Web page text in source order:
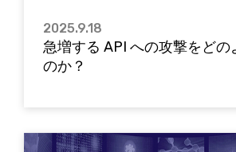
2025.9.18
急増する API への攻撃をどの
のか？